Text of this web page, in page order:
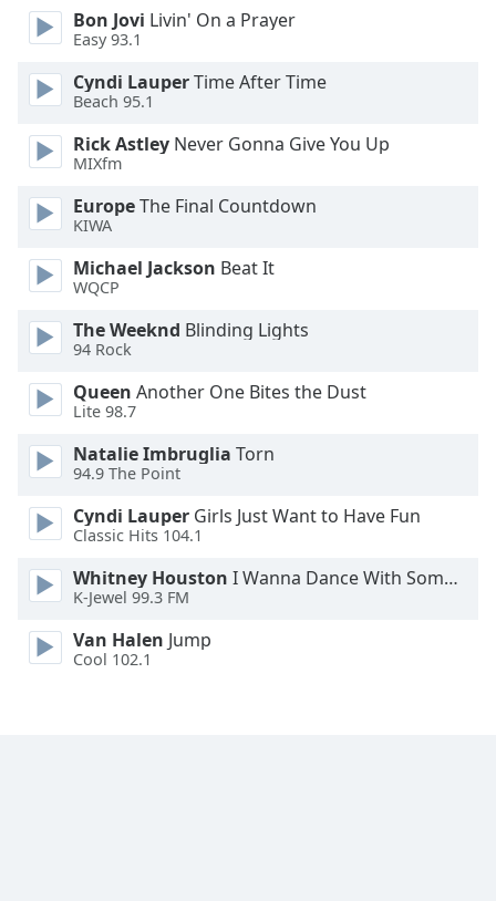
Caption
Area
Background
Color
Opacity
Font
Edge
Style
Font
Family
Reset
Done
Modal
Dialog
dialog
Bon Jovi Livin' On a Prayer
Easy 93.1
Cyndi LauperTime After Time
Beach 95.1
Rick Astley Never Gonna Give You Up
MIXfm
EuropeThe Final Countdown
KIWA
Michael Jackson Beat It
WQCP
The Weeknd Blinding Lights
94 Rock
Queen Another One Bites the Dust
Lite 98.7
Natalie Imbruglia Torn
94.9 The Point
Cyndi Lauper Girls Just Want to Have Fun
Classic Hits 104.1
Whitney Houston I Wanna Dance With Somebody
K-Jewel 99.3 FM
Van Halen Jump
Cool 102.1